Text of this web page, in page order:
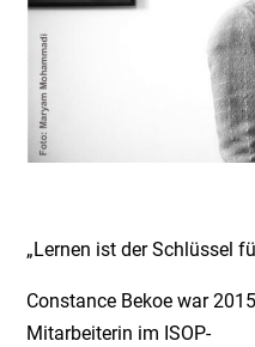
„Lernen ist der Schlüssel
Constance Bekoe war
Mitarbeiterin im ISOP-